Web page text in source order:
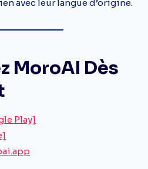
avec leur langue d’origine.
MoroAI Dès
Play]